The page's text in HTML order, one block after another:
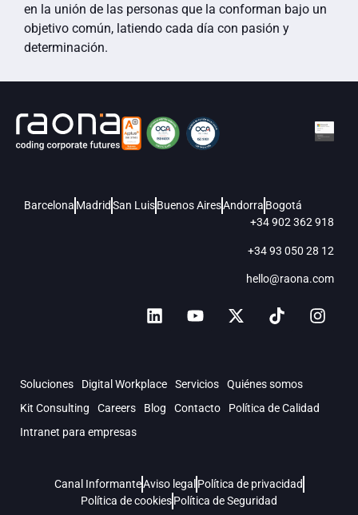
en la unión de las personas que la conforman bajo un
objetivo común, latiendo cada día con pasión y
determinación.
Barcelona MadridSan LuisBuenos AiresAndorra Bogotá
+34 902 362 918
+34 93 050 28 12
hello@raona.com
Soluciones Digital Workplace Servicios
Quiénes somos
Kit Consulting
Careers Blog Contacto
Política de Calidad
Intranet para empresas
Canal InformanteAviso legal Política de privacidad
Política de cookiesPolítica de Seguridad